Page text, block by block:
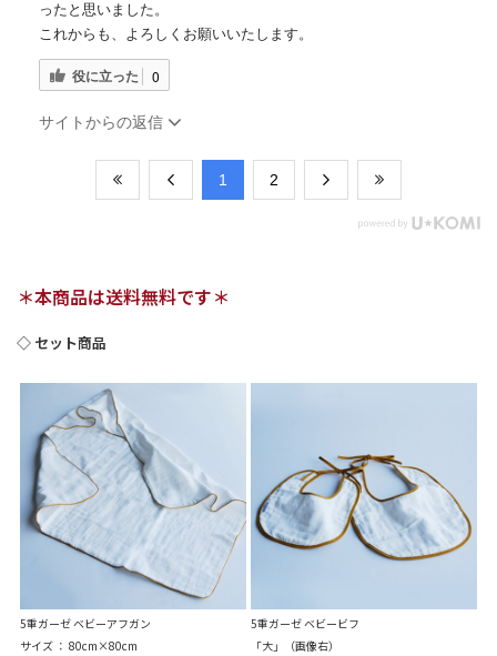
ったと思いました。
これからも、よろしくお願いいたします。
役に立った 0
サイトからの返信
​1 ​2
＊本商品は送料無料です＊
◇ セット商品
5重ガーゼ ベビーアフガン
サイズ ： 80cm×80cm
5重ガーゼ ベビービフ
「大」（画像右）